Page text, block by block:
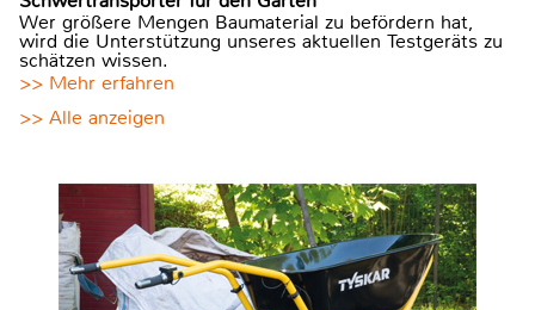
Wer größere Mengen Baumaterial zu befördern hat,
wird die Unterstützung unseres aktuellen Testgeräts zu
schätzen wissen.
>> Mehr erfahren
>> Alle anzeigen